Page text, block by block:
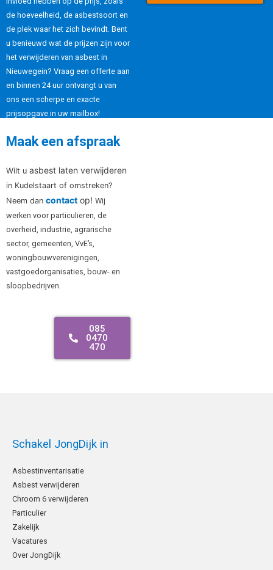
de hoeveelheid, de asbestsoort en
de plek waar het zich bevindt. Bent
u benieuwd wat de prijzen zijn voor
het verwijderen van asbest in
Nieuwegein? Vraag een offerte aan
en binnen 24 uur ontvangt u van
ons een scherpe en exacte
prijsopgave in uw mailbox!
Maak een afspraak
Wilt u asbest laten verwijderen
in Kudelstaart of omstreken?
Neem dan contact op! Wij
werken voor particulieren, de
overheid, industrie, agrarische
sector, gemeenten, VvE’s,
woningbouwverenigingen,
vastgoedorganisaties, bouw- en
sloopbedrijven.
085
0470
470
Schakel JongDijk in
Asbestinventarisatie
Asbest verwijderen
Chroom 6 verwijderen
Particulier
Zakelijk
Vacatures
Over JongDijk